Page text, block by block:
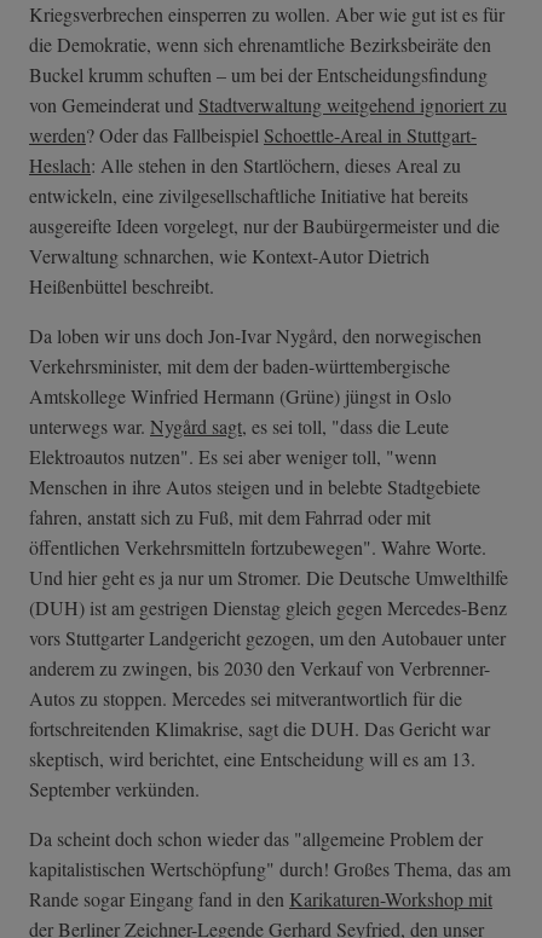
Kriegsverbrechen einsperren zu wollen. Aber wie gut ist es für
die Demokratie, wenn sich ehrenamtliche Bezirksbeiräte den
Buckel krumm schuften – um bei der Entscheidungsfindung
von Gemeinderat und Stadtverwaltung weitgehend ignoriert zu
werden? Oder das Fallbeispiel Schoettle-Areal in Stuttgart-
Heslach: Alle stehen in den Startlöchern, dieses Areal zu
entwickeln, eine zivilgesellschaftliche Initiative hat bereits
ausgereifte Ideen vorgelegt, nur der Baubürgermeister und die
Verwaltung schnarchen, wie Kontext-Autor Dietrich
Heißenbüttel beschreibt.
Da loben wir uns doch Jon-Ivar Nygård, den norwegischen
Verkehrsminister, mit dem der baden-württembergische
Amtskollege Winfried Hermann (Grüne) jüngst in Oslo
unterwegs war. Nygård sagt, es sei toll, "dass die Leute
Elektroautos nutzen". Es sei aber weniger toll, "wenn
Menschen in ihre Autos steigen und in belebte Stadtgebiete
fahren, anstatt sich zu Fuß, mit dem Fahrrad oder mit
öffentlichen Verkehrsmitteln fortzubewegen". Wahre Worte.
Und hier geht es ja nur um Stromer. Die Deutsche Umwelthilfe
(DUH) ist am gestrigen Dienstag gleich gegen Mercedes-Benz
vors Stuttgarter Landgericht gezogen, um den Autobauer unter
anderem zu zwingen, bis 2030 den Verkauf von Verbrenner-
Autos zu stoppen. Mercedes sei mitverantwortlich für die
fortschreitenden Klimakrise, sagt die DUH. Das Gericht war
skeptisch, wird berichtet, eine Entscheidung will es am 13.
September verkünden.
Da scheint doch schon wieder das "allgemeine Problem der
kapitalistischen Wertschöpfung" durch! Großes Thema, das am
Rande sogar Eingang fand in den Karikaturen-Workshop mit
der Berliner Zeichner-Legende Gerhard Seyfried, den unser